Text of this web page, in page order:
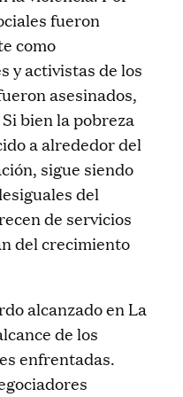
fueron
como
y activistas de los
asesinados,
bien la pobreza
a alrededor del
sigue siendo
del
de servicios
del crecimiento
alcanzado en La
de los
enfrentadas.